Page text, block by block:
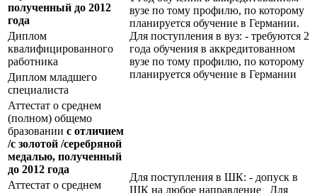
полученный до 2012
года
вузе по тому профилю, по которому
планируется обучение в Германии.
Для поступления в вуз: - требуются 2
года обучения в аккредитованном
вузе по тому профилю, по которому
планируется обучение в Германии
Диплом
квалифицированного
работника
Диплом младшего
специалиста
Аттестат о среднем
(полном) общемо
бразовании с отличием
/с золотой /серебряной
медалью, полученный
до 2012 года
Для поступления в ШК: - допуск в
ШК на любое направление Для
Аттестат о среднем